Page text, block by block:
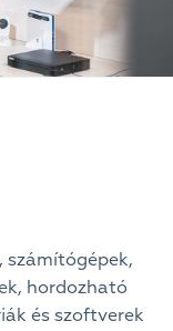
hordozható
és szoftverek